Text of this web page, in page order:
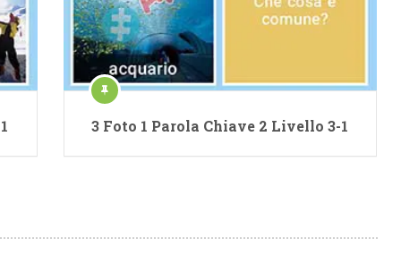
3 Foto 1 Parola Chiave 2 Livello 3-1